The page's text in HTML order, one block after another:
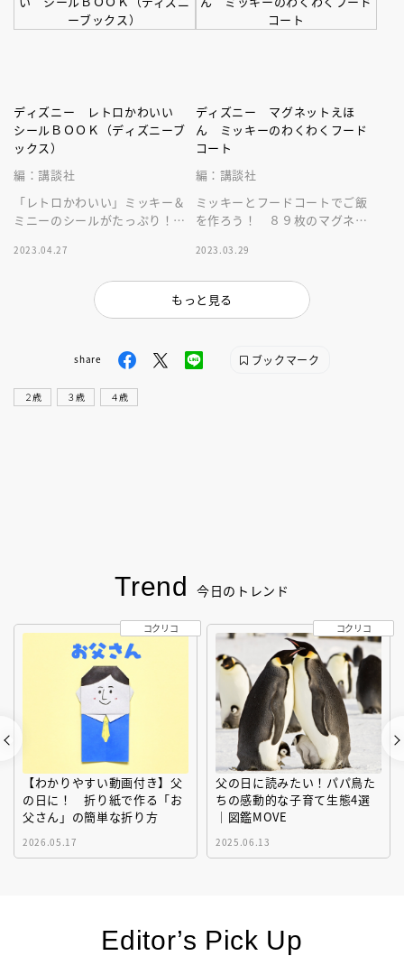
ディズニー レトロかわいい
シールＢＯＯＫ（ディズニーブ
ックス）
編：講談社
「レトロかわいい」ミッキー＆
ミニーのシールがたっぷり！
ク。メッセージカード付き。
2023.04.27
ディズニー マグネットえほ
ん ミッキーのわくわくフード
コート
編：講談社
ミッキーとフードコートでご飯
を作ろう！ ８９枚のマグネッ
育に役立ちます。場所を取らな
2023.03.29
もっと見る
share ブックマーク
２歳 ３歳 ４歳
Trend 今日のトレンド
【わかりやすい動画付き】父
の日に！ 折り紙で作る「お
父さん」の簡単な折り方
2026.05.17
コクリコ
父の日に読みたい！パパ鳥た
ちの感動的な子育て生態4選
｜図鑑MOVE
2025.06.13
コクリコ
Editor’s Pick Up